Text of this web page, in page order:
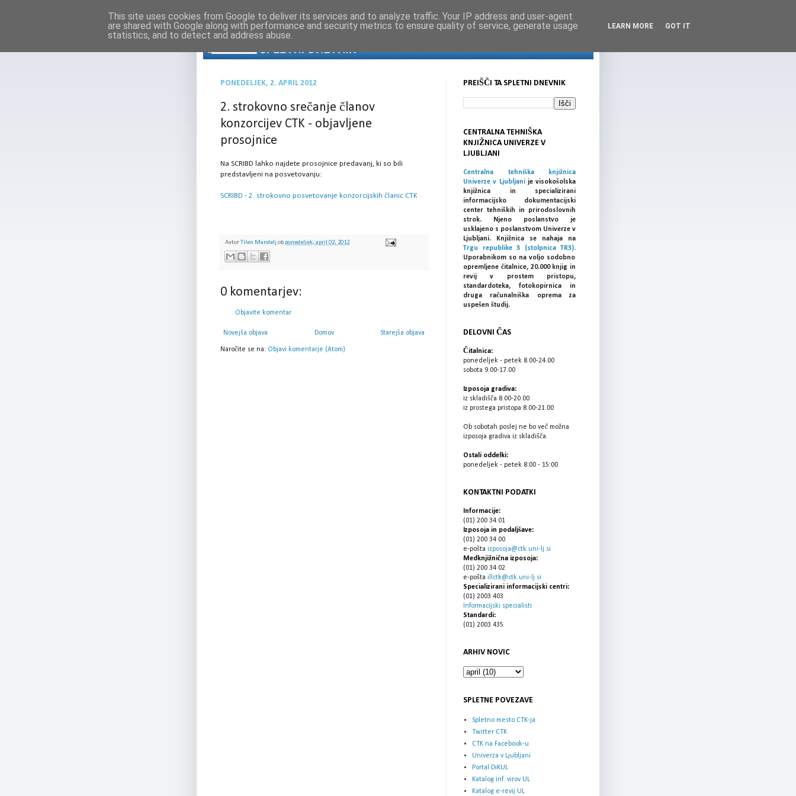
PONEDELJEK, 2. APRIL 2012
2. strokovno srečanje članov
konzorcijev CTK - objavljene
prosojnice
Na SCRIBD lahko najdete prosojnice predavanj, ki so bili
predstavljeni na posvetovanju:
SCRIBD - 2. strokovno posvetovanje konzorcijskih članic CTK
AvtorTilen Mandelj ob ponedeljek, april 02, 2012
0 komentarjev:
Objavite komentar
Novejša objava Starejša objava
Domov
Naročite se na: Objavi komentarje (Atom)
PREIŠČI TA SPLETNI DNEVNIK
CENTRALNA TEHNIŠKA
KNJIŽNICA UNIVERZE V
LJUBLJANI
Centralna tehniška knjižnica
Univerze v Ljubljanije visokošolska
knjižnica in specializirani
informacijsko dokumentacijski
center tehniških in prirodoslovnih
strok. Njeno poslanstvo je
usklajeno s poslanstvom Univerze v
Ljubljani. Knjižnica se nahaja na
Trgu republike 3 (stolpnica TR3).
Uporabnikom so na voljo sodobno
opremljene čitalnice, 20.000 knjig in
revij v prostem pristopu,
standardoteka, fotokopirnica in
druga računalniška oprema za
uspešen študij.
DELOVNI ČAS
Čitalnica:
ponedeljek - petek 8.00-24.00
sobota 9.00-17.00
Izposoja gradiva:
iz skladišča 8.00-20.00
iz prostega pristopa 8.00-21.00
Ob sobotah poslej ne bo več možna
izposoja gradiva iz skladišča.
Ostali oddelki:
ponedeljek - petek 8:00 - 15:00
KONTAKTNI PODATKI
Informacije:
(01) 200 34 01
Izposoja in podaljšave:
(01) 200 34 00
e-pošta izposoja@ctk.uni-lj.si
Medknjižnična izposoja:
(01) 200 34 02
e-pošta illctk@ctk.uni-lj.si
Specializirani informacijski centri:
(01) 2003 403
Informacijski specialisti
Standardi:
(01) 2003 435
ARHIV NOVIC
SPLETNE POVEZAVE
Spletno mesto CTK-ja
Twitter CTK
CTK na Facebook-u
Univerza v Ljubljani
Portal DiKUL
Katalog inf. virov UL
Katalog e-revij UL
This site uses cookies from Google to deliver its services and to analyze traffic. Your IP address and user-agent
are shared with Google along with performance and security metrics to ensure quality of service, generate usage
statistics, and to detect and address abuse.
LEARN MORE GOT IT